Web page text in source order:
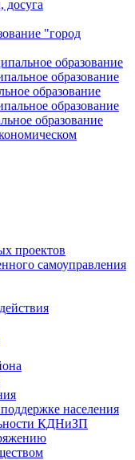
досуга
"город
образование
образование
образование
образование
образование
проектов
самоуправления
населения
КДНиЗП